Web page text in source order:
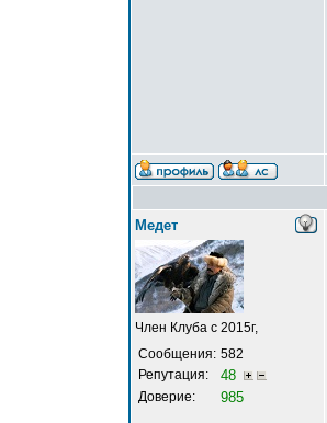
Медет
Член Клуба с 2015г,
Сообщения: 582
Репутация:
48
Доверие: 985